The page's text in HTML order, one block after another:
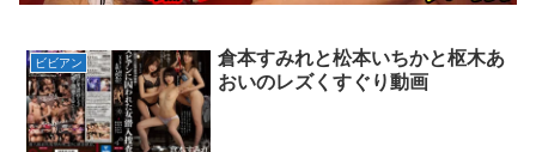
ビビアン
倉本すみれと松本いちかと枢木あ
おいのレズくすぐり動画